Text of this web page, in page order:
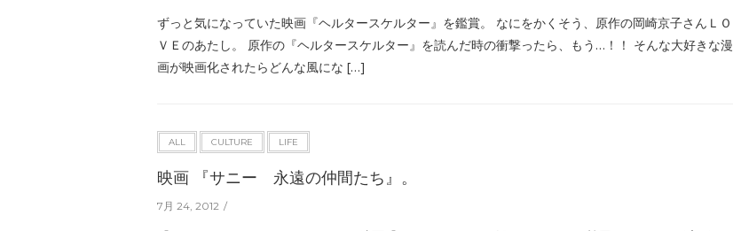
ずっと気になっていた映画『ヘルタースケルター』を鑑賞。 なにをかくそう、原作の岡崎京子さんＬＯ
ＶＥのあたし。 原作の『ヘルタースケルター』を読んだ時の衝撃ったら、もう…！！ そんな大好きな漫
画が映画化されたらどんな風にな […]
ALL CULTURE LIFE
映画 『サニー 永遠の仲間たち』。
7月 24, 2012